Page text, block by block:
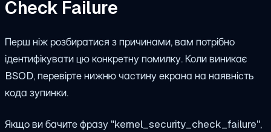
Check Failure
Перш ніж розбиратися з причинами, вам потрібно
ідентифікувати цю конкретну помилку. Коли виникає
BSOD, перевірте нижню частину екрана на наявність
кода зупинки.
Якщо ви бачите фразу "kernel_security_check_failure",